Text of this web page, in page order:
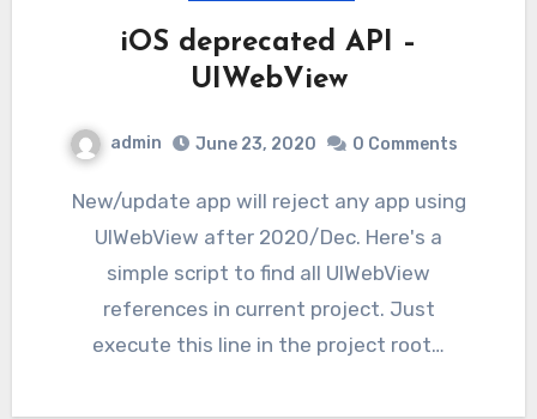
iOS deprecated API –
UIWebView
admin June 23, 2020 0 Comments
New/update app will reject any app using
UIWebView after 2020/Dec. Here's a
simple script to find all UIWebView
references in current project. Just
execute this line in the project root…